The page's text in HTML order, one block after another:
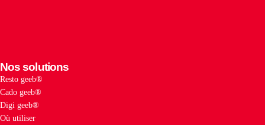
Nos solutions
Resto geeb®
Cado geeb®
Digi geeb®
Où utiliser